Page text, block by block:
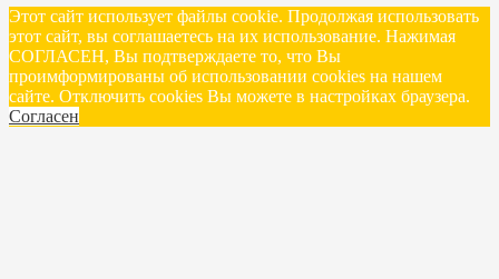
Этот сайт использует файлы cookie. Продолжая использовать
этот сайт, вы соглашаетесь на их использование. Нажимая
СОГЛАСЕН, Вы подтверждаете то, что Вы
проимформированы об использовании cookies на нашем
сайте. Отключить cookies Вы можете в настройках браузера.
Согласен